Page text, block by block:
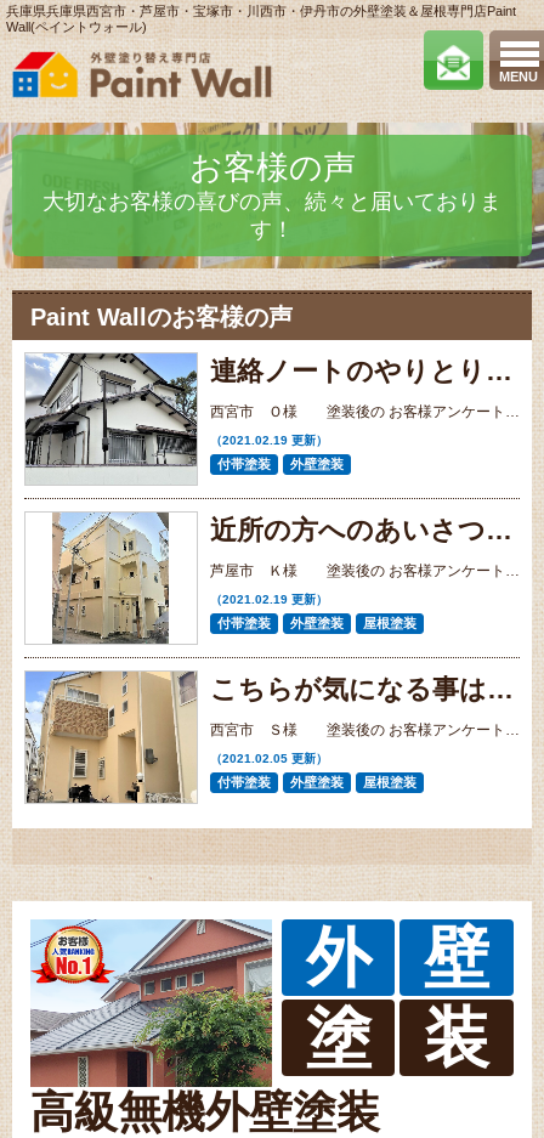
MENU
兵庫県兵庫県西宮市・芦屋市・宝塚市・川西市・伊丹市の外壁塗装＆屋根専門店Paint
Wall(ペイントウォール)
お客様の声
大切なお客様の喜びの声、続々と届いておりま
す！
Paint Wallのお客様の声
連絡ノートのやりとりは、良いと思います。 結構ていねいにやってもらいました。
（2021.02.19 更新）
付帯塗装 外壁塗装
近所の方へのあいさつや配慮も女性ならではの気使いがあり、全体を通して安心しておまかせすることができました。
（2021.02.19 更新）
付帯塗装 外壁塗装 屋根塗装
こちらが気になる事はすぐに対応していただけた。
（2021.02.05 更新）
付帯塗装 外壁塗装 屋根塗装
外
壁
塗
装
高級無機外壁塗装